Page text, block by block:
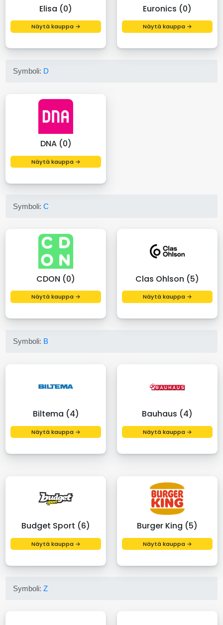
Elisa (0)
Näytä kauppa →
Euronics (0)
Näytä kauppa →
Symboli: D
DNA (0)
Näytä kauppa →
Symboli:C
CDON (0)
Näytä kauppa →
Clas Ohlson (5)
Näytä kauppa →
Symboli: B
Biltema (4)
Näytä kauppa →
Bauhaus (4)
Näytä kauppa →
Budget Sport (6)
Näytä kauppa →
Burger King (5)
Näytä kauppa →
Symboli:Z